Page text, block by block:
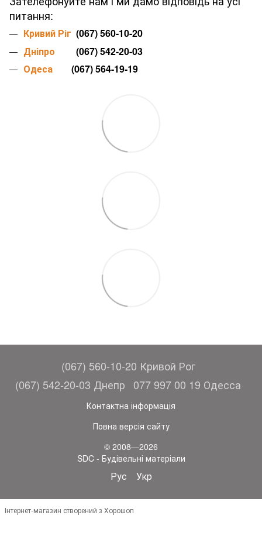
питання:
Кривий Ріг (067) 560-10-20
Дніпро (067) 542-20-03
Одеса (067) 564-19-19
(067) 560-10-20 Кривой Рог
(067) 542-20-03 Днепр
077 997 00 19 Одесса
Контактна інформація
Повна версія сайту
© 2008—2026
SDC - Будівельні матеріали
Рус Укр
Інтернет-магазин створений з Хорошоп